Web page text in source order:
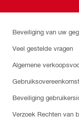
Beveiliging van uw
Veel gestelde vragen
Algemene
Gebruiksovereenkomst
Beveiliging
Verzoek Rechten van